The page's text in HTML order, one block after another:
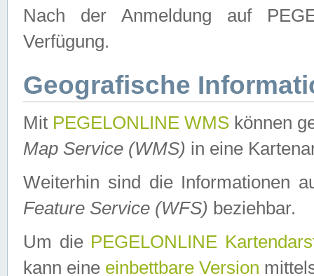
Nach der Anmeldung auf
Verfügung.
Geografische
Mit PEGELONLINE WMS können
Map Service (WMS) in eine
Weiterhin sind die Informationen
Feature Service (WFS) beziehbar.
Um die PEGELONLINE
kann eine einbettbare Version